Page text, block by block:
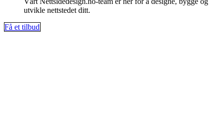
utvikle nettstedet ditt.
Få et tilbud